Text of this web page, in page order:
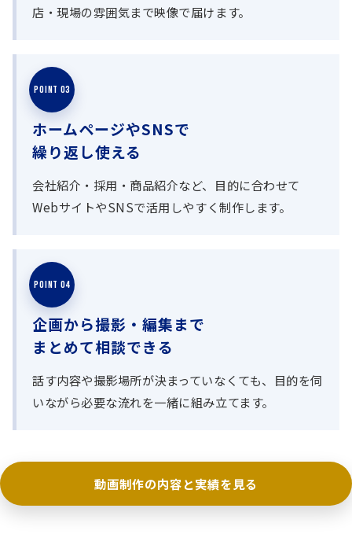
店・現場の雰囲気まで映像で届けます。
POINT 03
ホームページやSNSで
繰り返し使える
会社紹介・採用・商品紹介など、目的に合わせて
WebサイトやSNSで活用しやすく制作します。
POINT 04
企画から撮影・編集まで
まとめて相談できる
話す内容や撮影場所が決まっていなくても、目的を伺
いながら必要な流れを一緒に組み立てます。
動画制作の内容と実績を見る